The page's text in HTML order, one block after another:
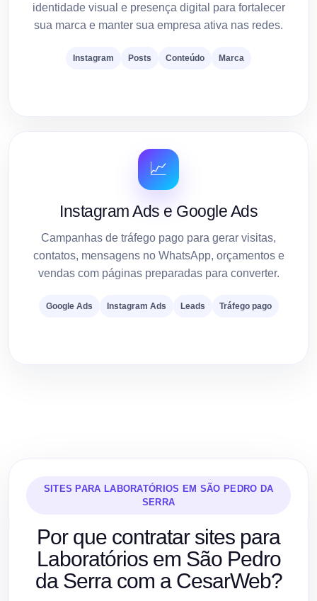
identidade visual e presença digital para fortalecer
sua marca e manter sua empresa ativa nas redes.
Instagram Posts Conteúdo Marca
📈
Instagram Ads e Google Ads
Campanhas de tráfego pago para gerar visitas,
contatos, mensagens no WhatsApp, orçamentos e
vendas com páginas preparadas para converter.
Google Ads Instagram Ads Leads Tráfego pago
SITES PARA LABORATÓRIOS EM SÃO PEDRO DA
SERRA
Por que contratar sites para
Laboratórios em São Pedro
da Serra com a CesarWeb?